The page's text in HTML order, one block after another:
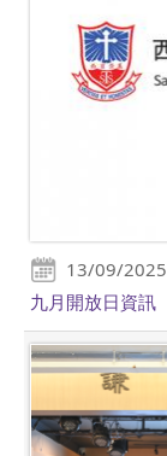
13/09/2025
九月開放日資訊